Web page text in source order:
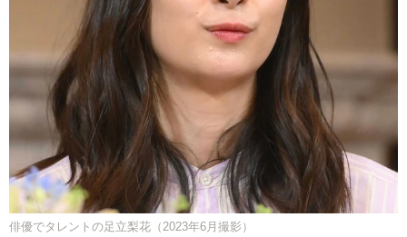
俳優でタレントの足立梨花（2023年6月撮影）